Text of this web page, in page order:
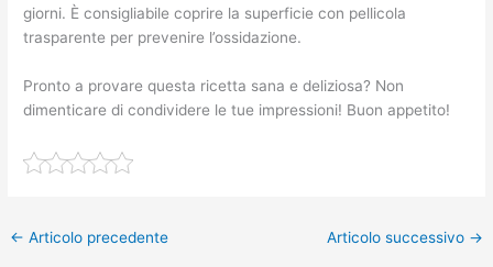
giorni. È consigliabile coprire la superficie con pellicola
trasparente per prevenire l’ossidazione.
Pronto a provare questa ricetta sana e deliziosa? Non
dimenticare di condividere le tue impressioni! Buon appetito!
← Articolo precedente Articolo successivo →